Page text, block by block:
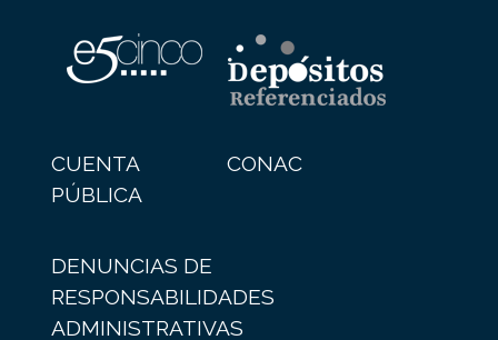
CUENTA
PÚBLICA
CONAC
DENUNCIAS DE
RESPONSABILIDADES
ADMINISTRATIVAS